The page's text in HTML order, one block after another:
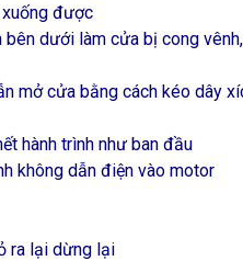
xuống được
dưới làm cửa bị cong
mở cửa bằng cách kéo dây
hành trình như ban đầu
không dẫn điện vào motor
ra lại dừng lại